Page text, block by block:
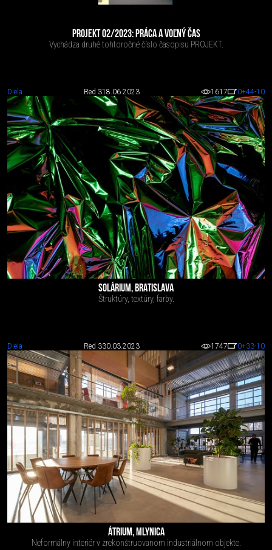
PROJEKT 02/2023: PRÁCA A VOĽNÝ ČAS
Vychádza druhé tohtoročné číslo časopisu PROJEKT.
Diela Red 318.06.2023 1617 0+44-10
SOLÁRIUM, BRATISLAVA
Štruktúry, textúry, farby.
Diela Red 330.03.2023 1747 0+33-10
ÁTRIUM, MLYNICA
Neformálny interiér v zrekonštruovanom industriálnom objekte.